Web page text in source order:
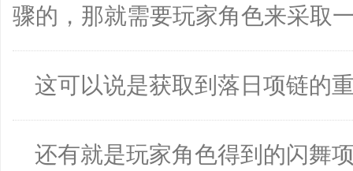
骤的，那就需要玩家角色来采取
这可以说是获取到落日项链的
还有就是玩家角色得到的闪舞